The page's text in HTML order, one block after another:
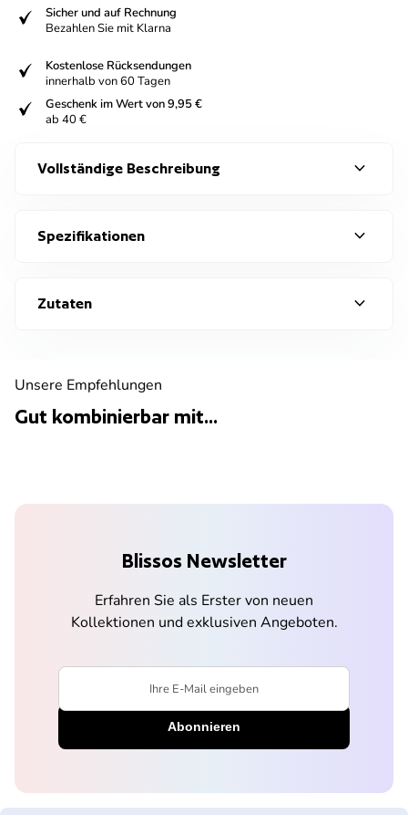
Sicher und auf Rechnung
Bezahlen Sie mit Klarna
Kostenlose Rücksendungen
innerhalb von 60 Tagen
Geschenk im Wert von 9,95 €
ab 40 €
Vollständige Beschreibung expand_more
Spezifikationen expand_more
Zutaten expand_more
Unsere Empfehlungen
Gut kombinierbar mit...
Blissos Newsletter
Erfahren Sie als Erster von neuen
Kollektionen und exklusiven Angeboten.
Ihre E-Mail eingeben